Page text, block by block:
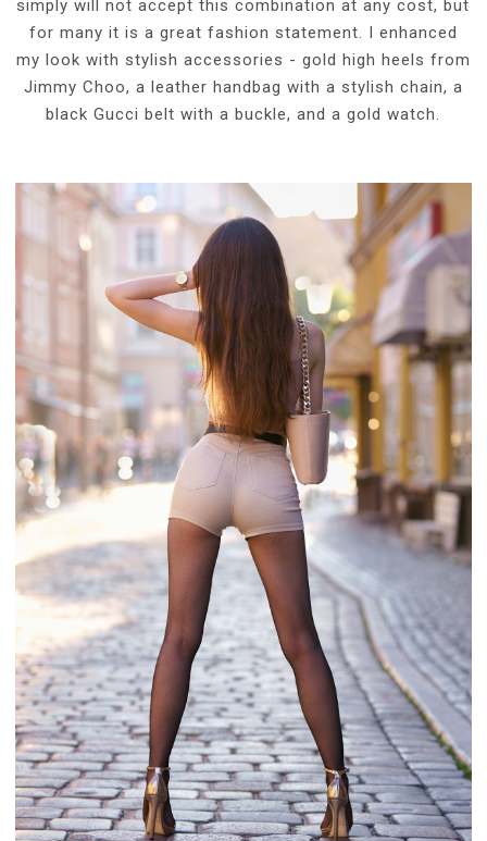
simply will not accept this combination at any cost, but
for many it is a great fashion statement. I enhanced
my look with stylish accessories - gold high heels from
Jimmy Choo, a leather handbag with a stylish chain, a
black Gucci belt with a buckle, and a gold watch.